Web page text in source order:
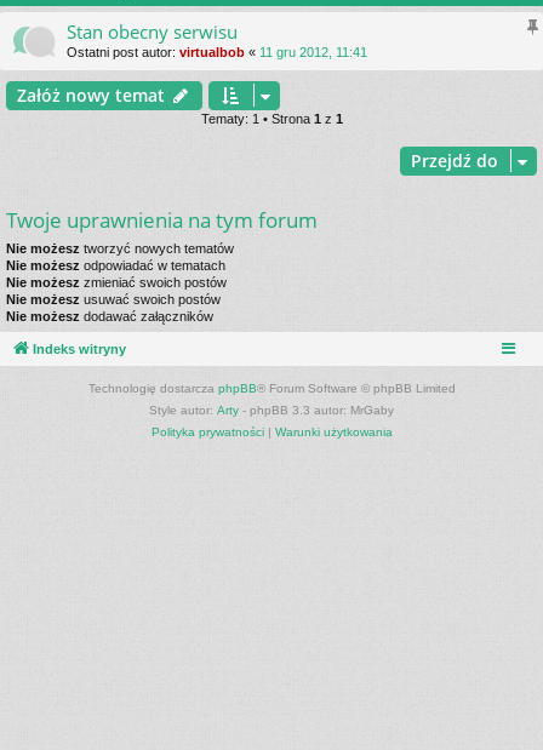
ę
Stan obecny serwisu
Ostatni post autor: virtualbob « 11 gru 2012, 11:41
Załóż nowy temat
Tematy: 1 • Strona 1 z 1
Przejdź do
Twoje uprawnienia na tym forum
Nie możesz tworzyć nowych tematów
Nie możesz odpowiadać w tematach
Nie możesz zmieniać swoich postów
Nie możesz usuwać swoich postów
Nie możesz dodawać załączników
Indeks witryny
Technologię dostarcza phpBB® Forum Software © phpBB Limited
Style autor: Arty - phpBB 3.3 autor: MrGaby
Polityka prywatności| Warunki użytkowania